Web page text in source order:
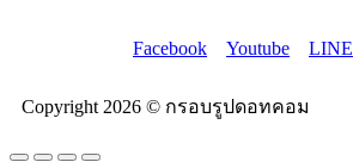
Facebook Youtube LINE
Copyright 2026 © กรอบรูปดอทคอม